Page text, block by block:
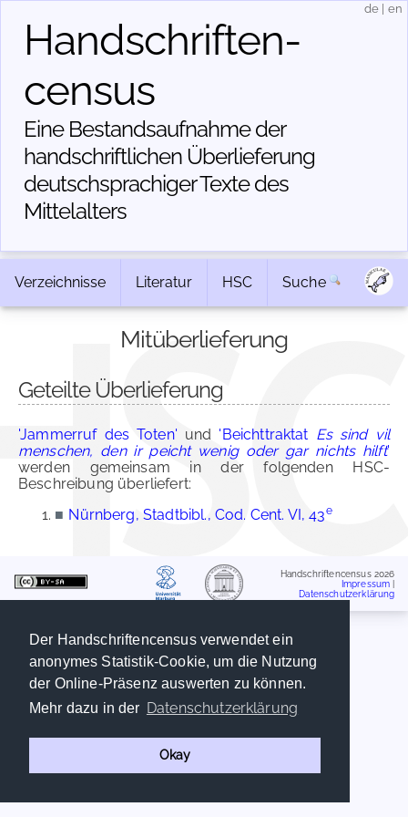
Der Handschriftencensus verwendet ein
anonymes Statistik-Cookie, um die Nutzung
der Online-Präsenz auswerten zu können.
Mehr dazu in der Datenschutzerklärung
Okay
Handschriften­
census
Eine Bestandsaufnahme der
handschriftlichen Über­lieferung
deutschsprachiger Texte des
Mittelalters
de en
Verzeichnisse Literatur HSC Suche
Mitüberlieferung
Geteilte Überlieferung
'Jammerruf des Toten' und 'Beichttraktat Es sind vil
menschen, den ir peicht wenig oder gar nichts hilft'
werden gemeinsam in der folgenden HSC-
Beschreibung überliefert:
■ Nürnberg, Stadtbibl., Cod. Cent. VI, 43e
Handschriftencensus 2026
Impressum
Datenschutzerklärung